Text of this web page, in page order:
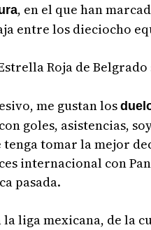
, en el que han
entre los dieciocho
Roja de
me gustan los
goles, asistencias,
tomar la mejor
internacional con
pasada.
liga mexicana, de la